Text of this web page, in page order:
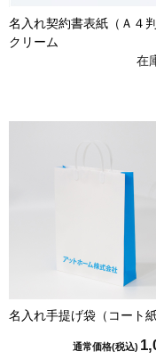
名入れ契約書表紙（Ａ４
クリーム
在
名入れ手提げ袋（コート
通常価格(税込)